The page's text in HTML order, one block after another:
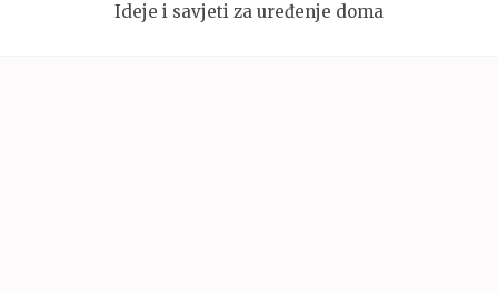
Ideje i savjeti za uređenje doma